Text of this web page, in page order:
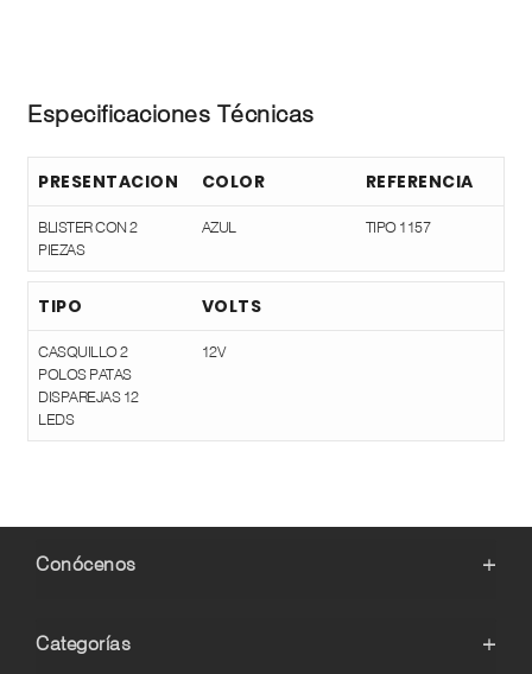
Especificaciones Técnicas
PRESENTACION COLOR REFERENCIA
BLISTER CON 2
PIEZAS
AZUL TIPO 1157
TIPO VOLTS
CASQUILLO 2
POLOS PATAS
DISPAREJAS 12
LEDS
12V
Conócenos +
Categorías +